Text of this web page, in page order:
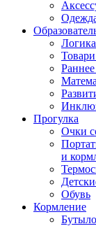
Прогулка
Очки
и
Обувь
Кормление